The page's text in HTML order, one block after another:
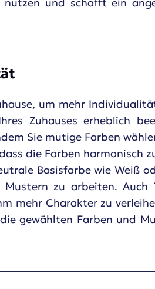
und schafft ein
um mehr
Zuhauses erheblich
Sie mutige Farben
die Farben harmonisch
Basisfarbe wie Weiß
zu arbeiten. Auch
mehr Charakter zu
gewählten Farben und